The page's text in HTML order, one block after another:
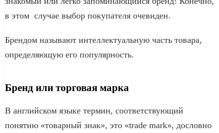
в этом случае выбор покупателя очевиден.
Брендом называют интеллектуальную часть товара,
определяющую его популярность.
Бренд или торговая марка
В английском языке термин, соответствующий
понятию «товарный знак», это «trade mark», дословно